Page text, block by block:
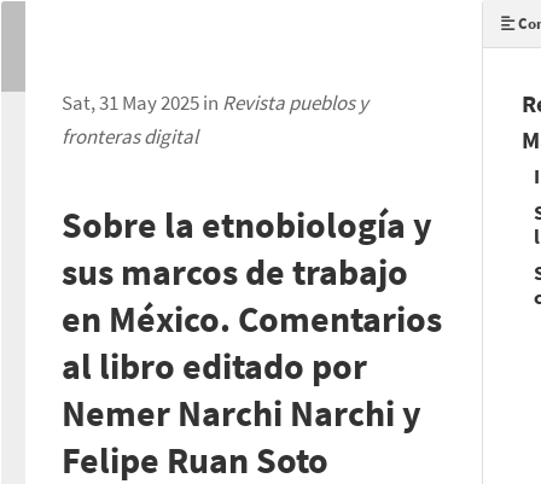
Sat, 31 May 2025 in Revista pueblos y
fronteras digital
Sobre la etnobiología y
sus marcos de trabajo
en México. Comentarios
al libro editado por
Nemer Narchi Narchi y
Felipe Ruan Soto